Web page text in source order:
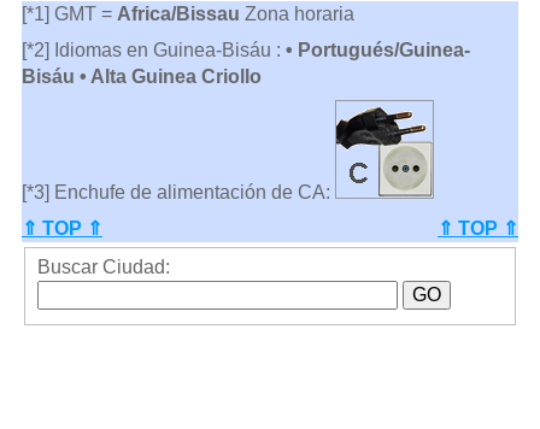
[*1] GMT = Africa/Bissau Zona horaria
[*2] Idiomas en Guinea-Bisáu : • Portugués/Guinea-
Bisáu • Alta Guinea Criollo
[*3] Enchufe de alimentación de CA:
⇑ TOP ⇑
⇑ TOP ⇑
Buscar Ciudad: